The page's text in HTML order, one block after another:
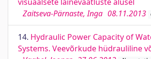
Zaitseva-Pärnaste, Inga 08.11.2013
14. Hydraulic Power Capacity of
Systems. Veevõrkude hüdrauliline